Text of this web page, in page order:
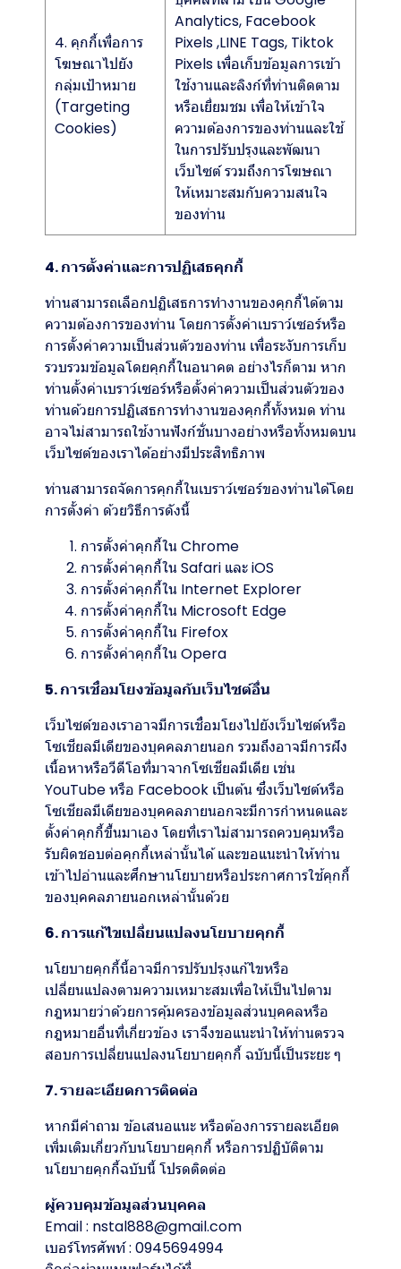
4. คุกกี้เพื่อการ
โฆษณาไปยัง
กลุ่มเป้าหมาย
(Targeting
Cookies)
Analytics, Facebook
Pixels ,LINE Tags, Tiktok
Pixels เพื่อเก็บข้อมูลการเข้า
ใช้งานและลิงก์ที่ท่านติดตาม
หรือเยี่ยมชม เพื่อให้เข้าใจ
ความต้องการของท่านและใช้
ในการปรับปรุงและพัฒนา
เว็บไซต์ รวมถึงการโฆษณา
ให้เหมาะสมกับความสนใจ
ของท่าน
4. การตั้งค่าและการปฏิเสธคุกกี้
ท่านสามารถเลือกปฏิเสธการทำงานของคุกกี้ได้ตาม
ความต้องการของท่าน โดยการตั้งค่าเบราว์เซอร์หรือ
การตั้งค่าความเป็นส่วนตัวของท่าน เพื่อระงับการเก็บ
รวบรวมข้อมูลโดยคุกกี้ในอนาคต อย่างไรก็ตาม หาก
ท่านตั้งค่าเบราว์เซอร์หรือตั้งค่าความเป็นส่วนตัวของ
ท่านด้วยการปฏิเสธการทำงานของคุกกี้ทั้งหมด ท่าน
อาจไม่สามารถใช้งานฟังก์ชั่นบางอย่างหรือทั้งหมดบน
เว็บไซต์ของเราได้อย่างมีประสิทธิภาพ
ท่านสามารถจัดการคุกกี้ในเบราว์เซอร์ของท่านได้โดย
การตั้งค่า ด้วยวิธีการดังนี้
การตั้งค่าคุกกี้ใน Chrome
การตั้งค่าคุกกี้ใน Safari และiOS
การตั้งค่าคุกกี้ใน Internet Explorer
การตั้งค่าคุกกี้ใน Microsoft Edge
การตั้งค่าคุกกี้ใน Firefox
การตั้งค่าคุกกี้ใน Opera
5. การเชื่อมโยงข้อมูลกับเว็บไซต์อื่น
เว็บไซต์ของเราอาจมีการเชื่อมโยงไปยังเว็บไซต์หรือ
โซเชียลมีเดียของบุคคลภายนอก รวมถึงอาจมีการฝัง
เนื้อหาหรือวีดีโอที่มาจากโซเชียลมีเดีย เช่น
YouTube หรือ Facebook เป็นต้น ซึ่งเว็บไซต์หรือ
โซเชียลมีเดียของบุคคลภายนอกจะมีการกำหนดและ
ตั้งค่าคุกกี้ขึ้นมาเอง โดยที่เราไม่สามารถควบคุมหรือ
รับผิดชอบต่อคุกกี้เหล่านั้นได้ และขอแนะนำให้ท่าน
เข้าไปอ่านและศึกษานโยบายหรือประกาศการใช้คุกกี้
ของบุคคลภายนอกเหล่านั้นด้วย
6. การแก้ไขเปลี่ยนแปลงนโยบายคุกกี้
นโยบายคุกกี้นี้อาจมีการปรับปรุงแก้ไขหรือ
เปลี่ยนแปลงตามความเหมาะสมเพื่อให้เป็นไปตาม
กฎหมายว่าด้วยการคุ้มครองข้อมูลส่วนบุคคลหรือ
กฎหมายอื่นที่เกี่ยวข้อง เราจึงขอแนะนำให้ท่านตรวจ
สอบการเปลี่ยนแปลงนโยบายคุกกี้ ฉบับนี้เป็นระยะ ๆ
7. รายละเอียดการติดต่อ
หากมีคำถาม ข้อเสนอแนะ หรือต้องการรายละเอียด
เพิ่มเติมเกี่ยวกับนโยบายคุกกี้ หรือการปฏิบัติตาม
นโยบายคุกกี้ฉบับนี้ โปรดติดต่อ
ผู้ควบคุมข้อมูลส่วนบุคคล
Email : nstal888@gmail.com
เบอร์โทรศัพท์ : 0945694994